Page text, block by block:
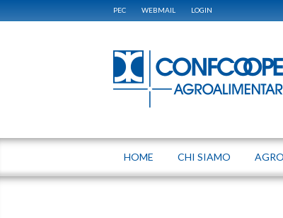
PEC WEBMAIL LOGIN
HOME CHI SIAMO